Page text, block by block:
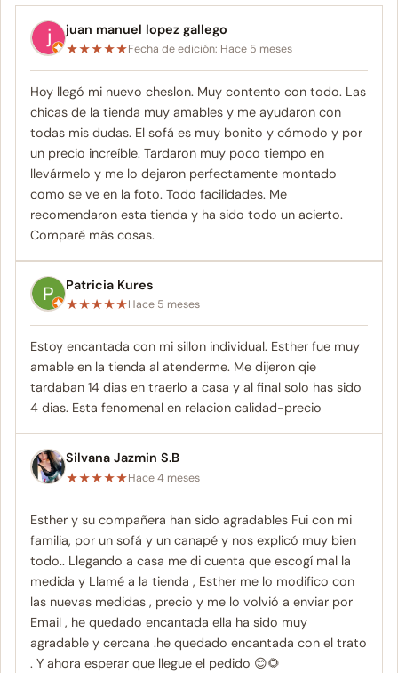
juan manuel lopez gallego
★★★★★Fecha de edición: Hace 5 meses
Hoy llegó mi nuevo cheslon. Muy contento con todo. Las
chicas de la tienda muy amables y me ayudaron con
todas mis dudas. El sofá es muy bonito y cómodo y por
un precio increíble. Tardaron muy poco tiempo en
llevármelo y me lo dejaron perfectamente montado
como se ve en la foto. Todo facilidades. Me
recomendaron esta tienda y ha sido todo un acierto.
Comparé más cosas.
Patricia Kures
★★★★★Hace 5 meses
Estoy encantada con mi sillon individual. Esther fue muy
amable en la tienda al atenderme. Me dijeron qie
tardaban 14 dias en traerlo a casa y al final solo has sido
4 dias. Esta fenomenal en relacion calidad-precio
Silvana Jazmin S.B
★★★★★Hace 4 meses
Esther y su compañera han sido agradables Fui con mi
familia, por un sofá y un canapé y nos explicó muy bien
todo.. Llegando a casa me di cuenta que escogí mal la
medida y Llamé a la tienda , Esther me lo modifico con
las nuevas medidas , precio y me lo volvió a enviar por
Email , he quedado encantada ella ha sido muy
agradable y cercana .he quedado encantada con el trato
. Y ahora esperar que llegue el pedido 😊🌻